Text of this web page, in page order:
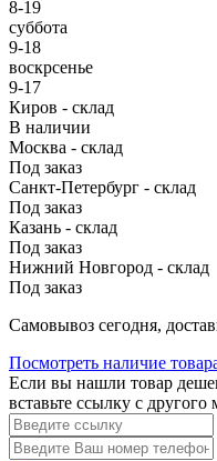
8-19
суббота
9-18
воскрсенье
9-17
Киров - склад
В наличии
Москва - склад
Под заказ
Санкт-Петербург - склад
Под заказ
Казань - склад
Под заказ
Нижний Новгород - склад
Под заказ
Cамовывоз сегодня,
Посмотреть наличие
Если вы нашли товар
вставьте ссылку с другого